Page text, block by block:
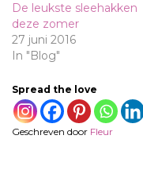
De leukste sleehakken
deze zomer
27 juni 2016
In "Blog"
Spread the love
Geschreven door Fleur